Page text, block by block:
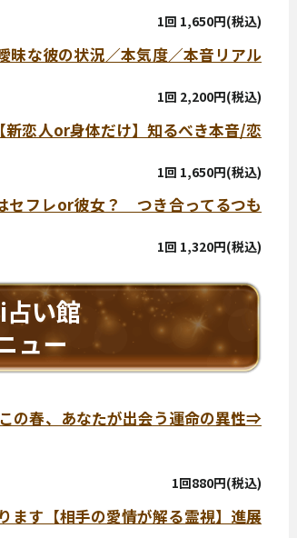
1回 1,650円(税込)
な彼の状況／本気度／本音リアル
1回 2,200円(税込)
恋人or身体だけ】知るべき本音/恋
1回 1,650円(税込)
セフレor彼女？ つき合ってるつも
1回 1,320円(税込)
い館
ュー
この春、あなたが出会う運命の異性⇒
1回880円(税込)
ます【相手の愛情が解る霊視】進展